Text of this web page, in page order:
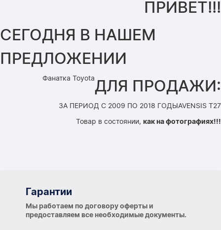
ПРИВЕТ!!!
СЕГОДНЯ В НАШЕМ
ПРЕДЛОЖЕНИИ
ДЛЯ ПРОДАЖИ:
Фанатка Toyota
AVENSIS T27
ЗА ПЕРИОД С 2009 ПО 2018 ГОДЫ
Товар в состоянии, как на фотографиях!!!
Гарантии
Мы работаем по договору оферты и
предоставляем все необходимые документы.